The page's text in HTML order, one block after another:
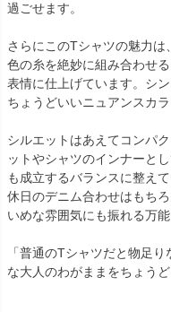
過ごせます。
さらにこのTシャツの魅力
色の糸を絶妙に組み合わせ
表情に仕上げています。シ
ちょうどいいニュアンスカラ
シルエットはあえてコンパ
ットやシャツのインナーと
も成立するバランスに整えて
休日のデニム合わせはもち
いめな雰囲気にも振れる万能
「普通のTシャツだと物足
な大人のわがままをちょう